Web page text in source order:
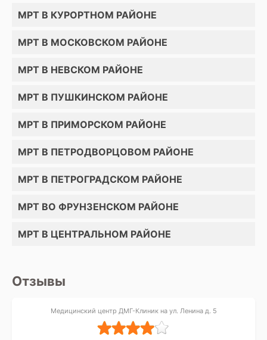
МРТ В КУРОРТНОМ РАЙОНЕ
МРТ В МОСКОВСКОМ РАЙОНЕ
МРТ В НЕВСКОМ РАЙОНЕ
МРТ В ПУШКИНСКОМ РАЙОНЕ
МРТ В ПРИМОРСКОМ РАЙОНЕ
МРТ В ПЕТРОДВОРЦОВОМ РАЙОНЕ
МРТ В ПЕТРОГРАДСКОМ РАЙОНЕ
МРТ ВО ФРУНЗЕНСКОМ РАЙОНЕ
МРТ В ЦЕНТРАЛЬНОМ РАЙОНЕ
Отзывы
Медицинский центр ДМГ-Клиник на ул. Ленина д. 5